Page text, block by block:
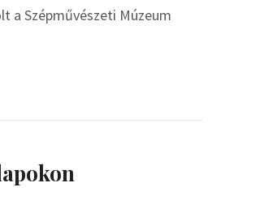
a Szépművészeti Múzeum